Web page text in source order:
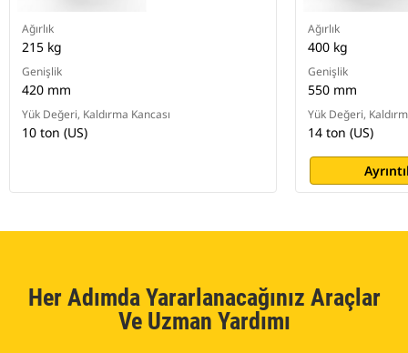
Ağırlık
215 kg
Genişlik
420 mm
Yük Değeri, Kaldırma Kancası
10 ton (US)
Ağırlık
400 kg
Genişlik
550 mm
Yük Değeri,
14 ton (US)
Her Adımda Yararlanacağınız Araçlar
Ve Uzman Yardımı